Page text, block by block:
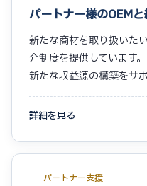
パートナー様のOEM
新たな商材を取り扱いた
介制度を提供しています
新たな収益源の構築をサポ
詳細を見る
パートナー支援